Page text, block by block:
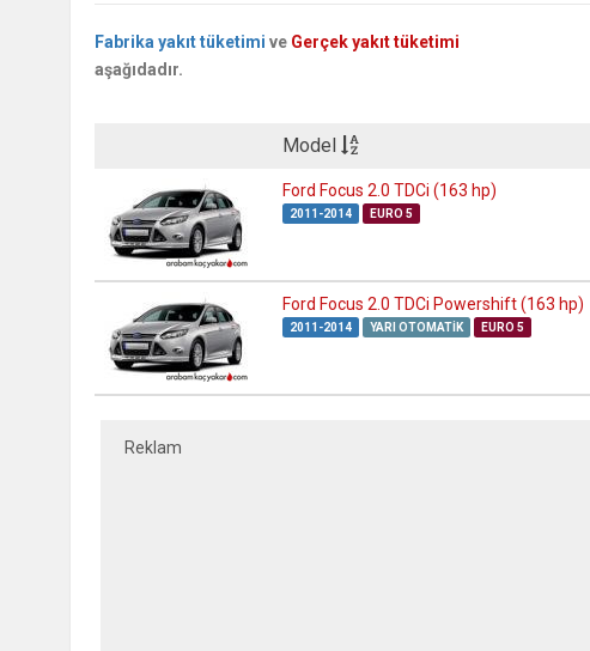
Fabrika yakıt tüketimi ve Gerçek yakıt tüketimi
aşağıdadır.
Model
Ford Focus 2.0 TDCi (163 hp)
2011-2014 EURO 5
Ford Focus 2.0 TDCi Powershift (163 hp)
2011-2014 YARI OTOMATIK EURO 5
Reklam